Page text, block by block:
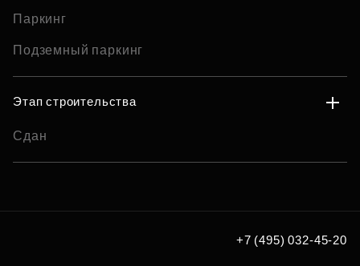
Паркинг
Подземный паркинг
Этап строительства
Сдан
+7 (495) 032-45-20